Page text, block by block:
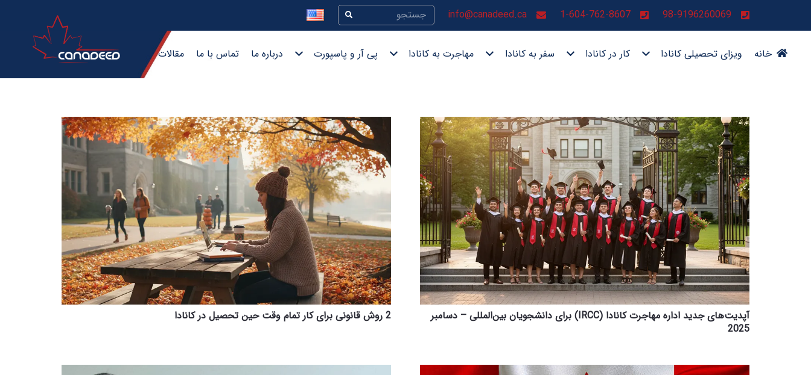
98-9196260069
1-604-762-8607
info@canadeed.ca
خانه ویزای تحصیلی کانادا کار در کانادا سفر به کانادا مهاجرت به کانادا پی آر و پاسپورت درباره ما تماس با ما مقالات
آپدیت‌های جدید اداره مهاجرت کانادا (IRCC) برای دانشجویان بین‌المللی – دسامبر
2025
2 روش قانونی برای کار تمام وقت حین تحصیل در کانادا